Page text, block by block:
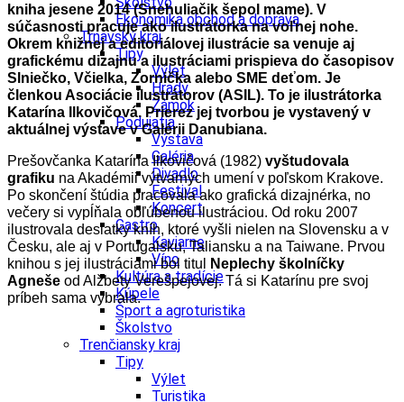
Ekonomika obchod a doprava
Trnavský kraj
Tipy
Výlet
Hrady
Zámok
Podujatia
Výstava
Galéria
Divadlo
Festival
Koncert
Gastro
Kaviarne
Víno
Kultúra a tradície
Kúpele
Šport a agroturistika
Školstvo
Trenčiansky kraj
Tipy
Výlet
Turistika
kniha jesene 2014 (Snehuliačik šepol mame). V
súčasnosti pracuje ako ilustrátorka na voľnej nohe.
Okrem knižnej a editoriálovej ilustrácie sa venuje aj
grafickému dizajnu a ilustráciami prispieva do časopisov
Slniečko, Včielka, Zornička alebo SME deťom. Je
členkou Asociácie ilustrátorov (ASIL). To je ilustrátorka
Katarína Ilkovičová. Prierez jej tvorbou je vystavený v
aktuálnej výstave v Galérii Danubiana.
Prešovčanka Katarína Ilkovičová (1982) vyštudovala
grafiku na Akadémii výtvarných umení v poľskom Krakove.
Po skončení štúdia pracovala ako grafická dizajnérka, no
večery si vypĺňala obľúbenou ilustráciou. Od roku 2007
ilustrovala desiatky kníh, ktoré vyšli nielen na Slovensku a v
Česku, ale aj v Portugalsku, Taliansku a na Taiwane. Prvou
knihou s jej ilustráciami bol titul
Neplechy školníčky
Agneše od Alžbety Verešpejovej. Tá si Katarínu pre svoj
príbeh sama vybrala.